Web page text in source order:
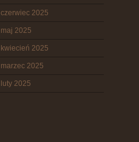
czerwiec 2025
maj 2025
kwiecień 2025
marzec 2025
luty 2025